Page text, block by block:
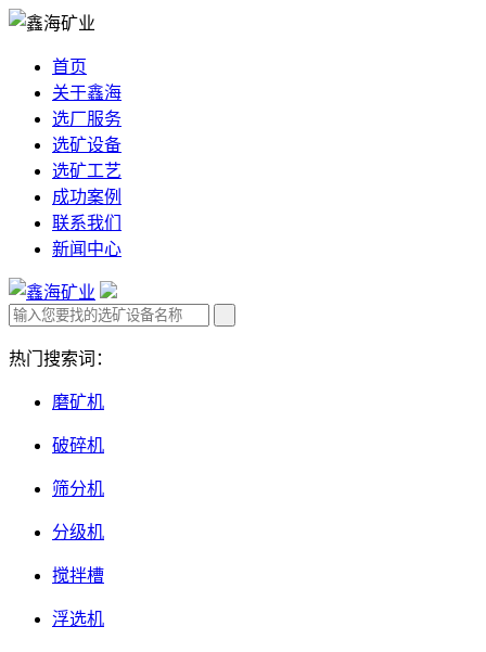
首页
关于鑫海
选厂服务
选矿设备
选矿工艺
成功案例
联系我们
新闻中心
热门搜索词：
磨矿机
破碎机
筛分机
分级机
搅拌槽
浮选机